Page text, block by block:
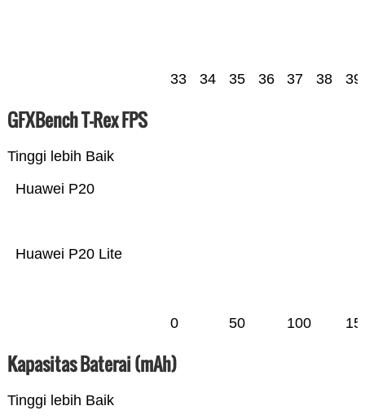
33 34 35 36 37 38 39
GFXBench T-Rex FPS
Tinggi lebih Baik
Huawei P20 Lite
Huawei P20
0 50 100
Kapasitas Baterai (mAh)
Tinggi lebih Baik